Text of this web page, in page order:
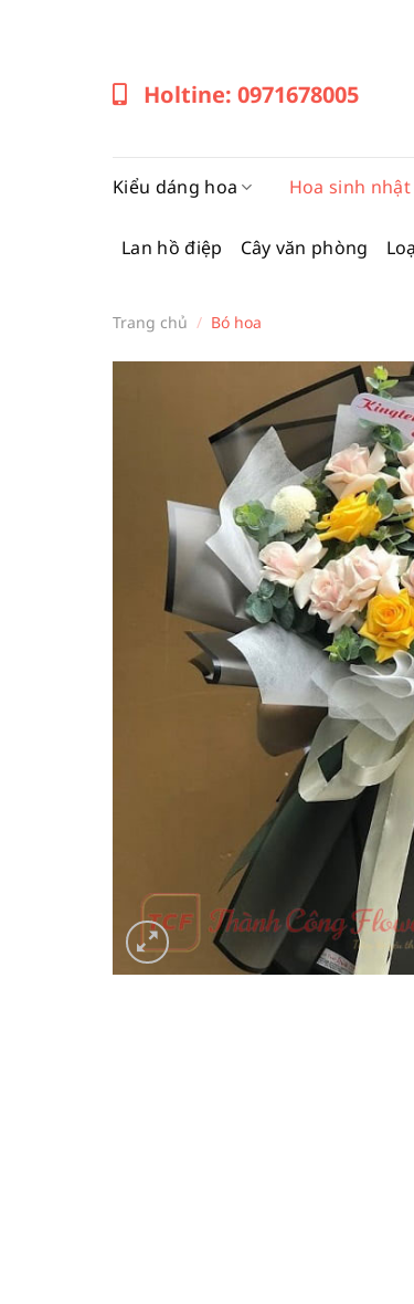
Holtine: 0971678005
Kiểu dáng hoa Hoa sinh nhật
Lan hồ điệp Cây văn phòng
Trang chủ / Bó hoa